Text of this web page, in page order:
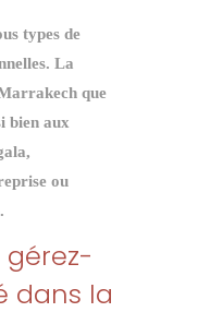
types de
La
que
bien aux
ou
dans la